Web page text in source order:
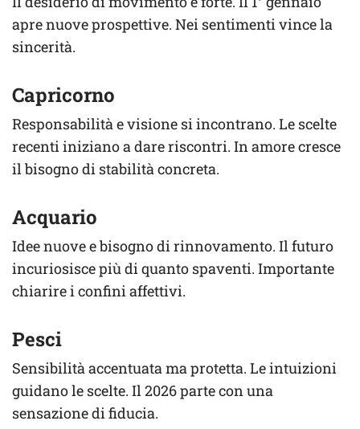
apre nuove prospettive. Nei sentimenti vince la
sincerità.
Capricorno
Responsabilità e visione si incontrano. Le scelte
recenti iniziano a dare riscontri. In amore cresce
il bisogno di stabilità concreta.
Acquario
Idee nuove e bisogno di rinnovamento. Il futuro
incuriosisce più di quanto spaventi. Importante
chiarire i confini affettivi.
Pesci
Sensibilità accentuata ma protetta. Le intuizioni
guidano le scelte. Il 2026 parte con una
sensazione di fiducia.